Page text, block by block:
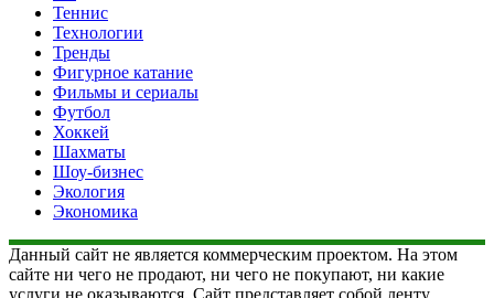
Теннис
Технологии
Тренды
Фигурное катание
Фильмы и сериалы
Футбол
Хоккей
Шахматы
Шоу-бизнес
Экология
Экономика
Данный сайт не является коммерческим проектом. На этом
сайте ни чего не продают, ни чего не покупают, ни какие